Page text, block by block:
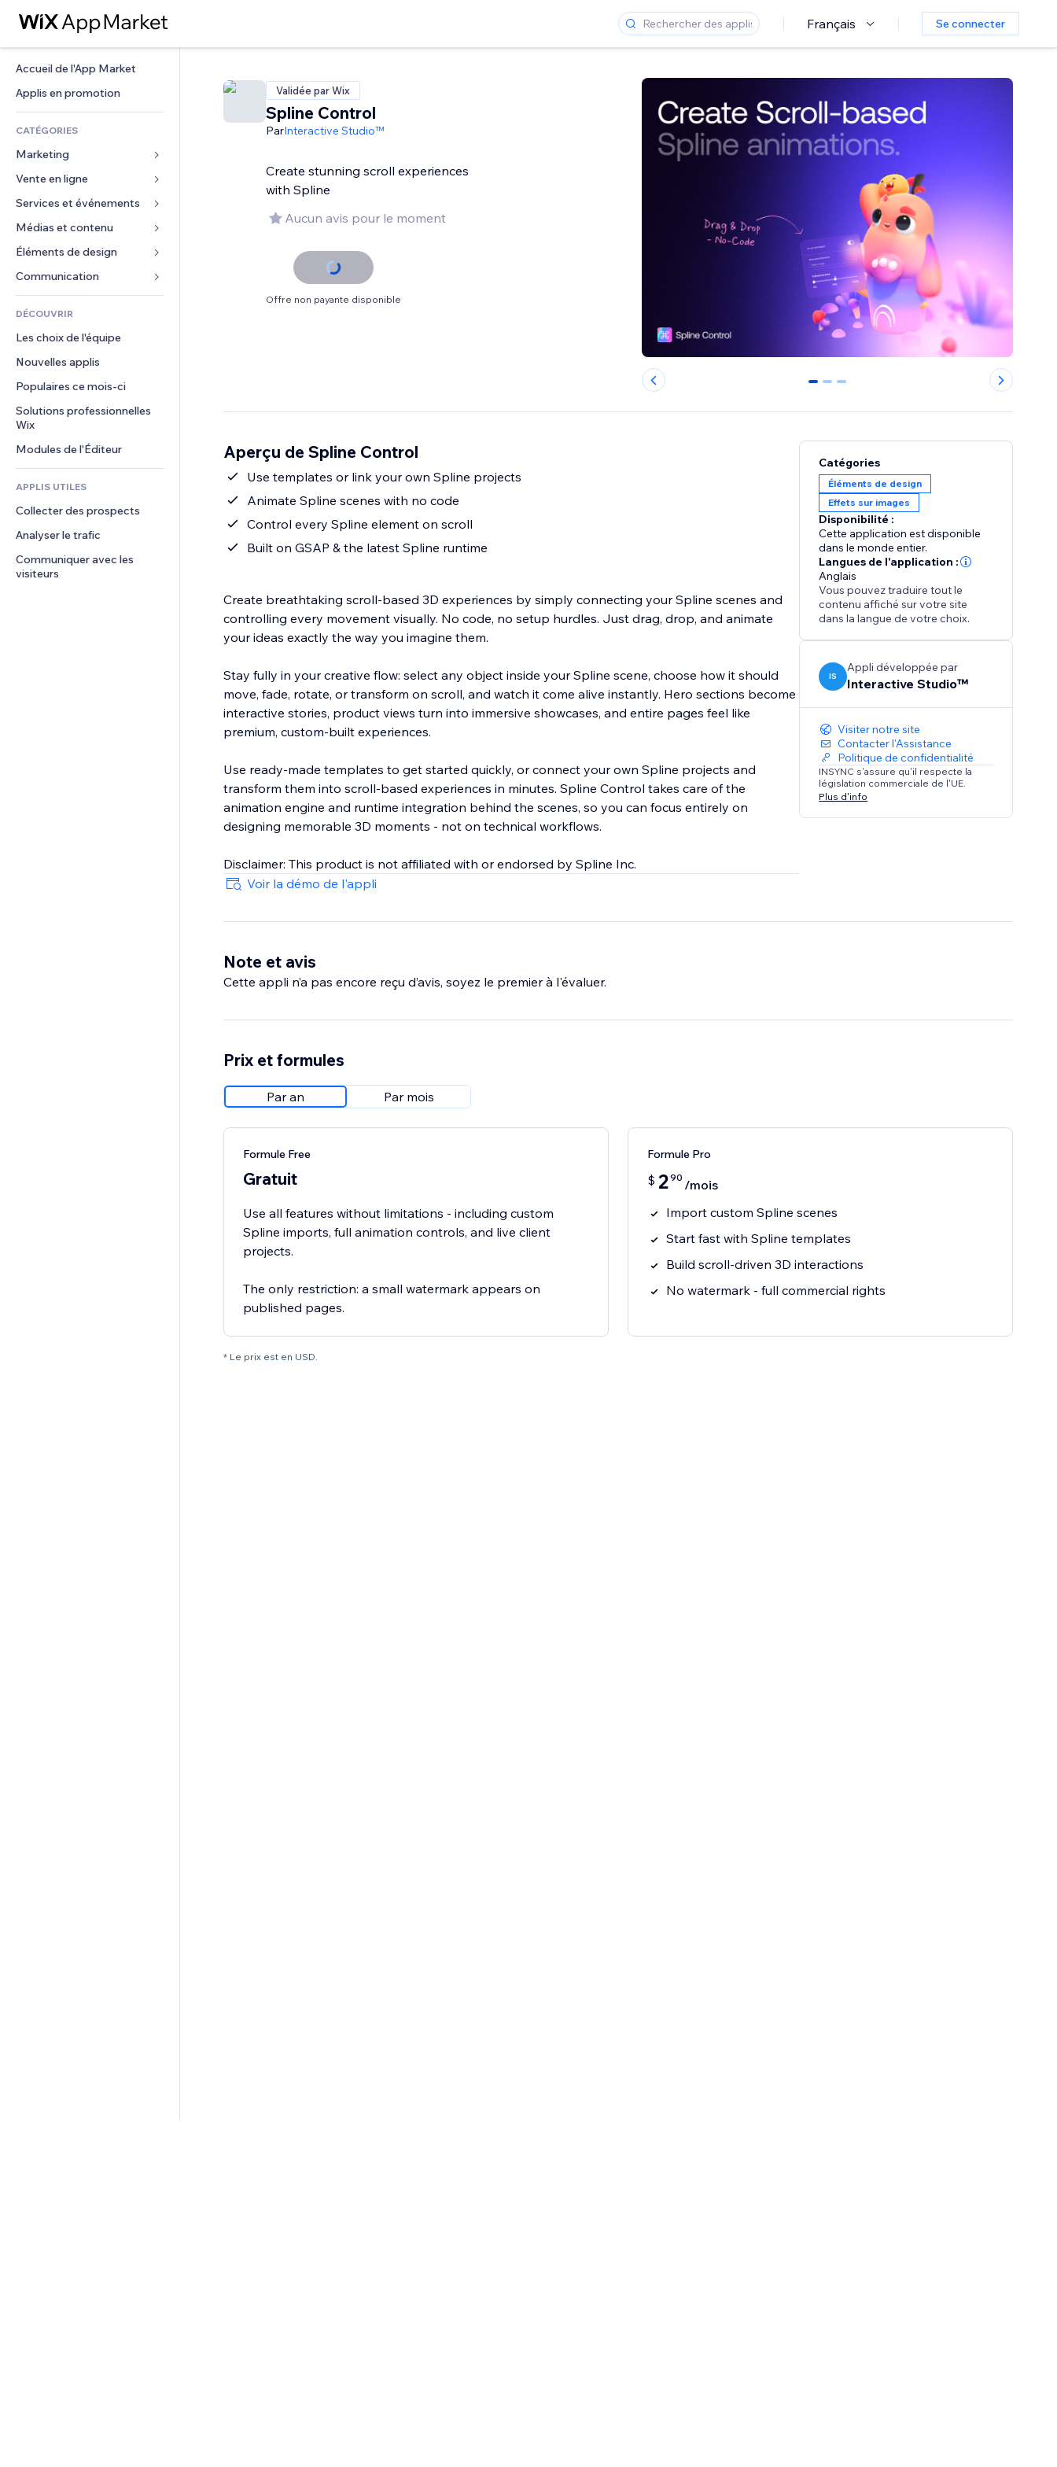
Français Se connecter
Accueil de l'App Market
Applis en promotion
CATÉGORIES
Marketing
Publicités
Mobile
Données analytiques
Réseaux sociaux
Classement de sites
E-mail
Vente en ligne
Applis pour les boutiques
Expédition et livraison
Boutons Vente
Comptabilité
Coupons et fidélisation
Solutions d'entreposage
Financement participatif
Alimentation et boissons
Services et événements
Hôtels
Événements
Restaurants
Immobilier
Réservations
Médias et contenu
Galerie
Musique
Podcasts
Photographie
Vidéo
PDF
Partage de fichiers
Actualités
Services de contenu
Effets de texte
Éléments de design
Cartes et navigation
Confidentialité
Horloge
Modèles de pages
Effets sur images
Boutons et menus
Bannières et badges
Calculateurs
Rechercher
Formulaires
Sondages
Chat
Commentaires
Téléphone
Communauté
Avis et commentaires
DÉCOUVRIR
Les choix de l'équipe
Nouvelles applis
Populaires ce mois‑ci
Solutions professionnelles
Wix
Modules de l'Éditeur
APPLIS UTILES
Collecter des prospects
Analyser le trafic
Communiquer avec les
visiteurs
Validée par Wix
Spline Control
ParInteractive Studio™
Create stunning scroll experiences
with Spline
Aucun avis pour le moment
Offre non payante disponible
0 1 2
Aperçu de Spline Control
Use templates or link your own Spline projects
Animate Spline scenes with no code
Control every Spline element on scroll
Built on GSAP & the latest Spline runtime
Create breathtaking scroll-based 3D experiences by simply connecting your Spline scenes and
controlling every movement visually. No code, no setup hurdles. Just drag, drop, and animate
your ideas exactly the way you imagine them.
Stay fully in your creative flow: select any object inside your Spline scene, choose how it should
move, fade, rotate, or transform on scroll, and watch it come alive instantly. Hero sections become
interactive stories, product views turn into immersive showcases, and entire pages feel like
premium, custom-built experiences.
Use ready-made templates to get started quickly, or connect your own Spline projects and
transform them into scroll-based experiences in minutes. Spline Control takes care of the
animation engine and runtime integration behind the scenes, so you can focus entirely on
designing memorable 3D moments - not on technical workflows.
Disclaimer: This product is not affiliated with or endorsed by Spline Inc.
Voir la démo de l'appli
Catégories
Éléments de design
Effets sur images
Disponibilité :
Cette application est disponible
dans le monde entier.
Langues de l'application :
Anglais
Vous pouvez traduire tout le
contenu affiché sur votre site
dans la langue de votre choix.
IS
Appli développée par
Interactive Studio™
Visiter notre site
Contacter l'Assistance
Politique de confidentialité
INSYNC s'assure qu'il respecte la
législation commerciale de l'UE.
Plus d'info
Note et avis
Cette appli n’a pas encore reçu d’avis, soyez le premier à l'évaluer.
Prix et formules
Par an Par mois
Formule Free
Gratuit
Use all features without limitations - including custom
Spline imports, full animation controls, and live client
projects.
The only restriction: a small watermark appears on
published pages.
Formule Pro
$ 290 /mois
Import custom Spline scenes
Start fast with Spline templates
Build scroll-driven 3D interactions
No watermark - full commercial rights
* Le prix est en USD.